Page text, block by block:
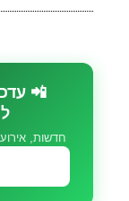
📲
חדשות,